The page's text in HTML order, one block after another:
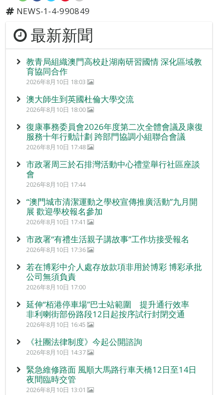
NEWS-1-4-990849
最新新聞
教青局組織澳門高校赴湖南研習國情 深化區域教
育協同合作
2026年8月10日 18:03
澳大師生到英國杜倫大學交流
2026年8月10日 18:00
復康事務委員會2026年度第二次全體會議及康復
服務十年行動計劃 跨部門協調小組聯合會議
2026年8月10日 17:48
市政署周三於石排灣活動中心禮堂舉行社區座談
會
2026年8月10日 17:44
“澳門城市清潔運動之學校宣傳推廣活動”九月開
展 歡迎學校報名參加
2026年8月10日 17:41
市政署“有禮生活親子講故事”工作坊接受報名
2026年8月10日 17:36
若在博彩中介人處存放款項非用於博彩 博彩承批
公司無須負責
2026年8月10日 17:00
延伸“栢港停車場”巴士站範圍 提升通行效率
非利喇街部份路段12日起按序試行封閉交通
2026年8月10日 16:45
《社團法律制度》今起公開諮詢
2026年8月10日 14:37
緊急維修路面 風順大馬路行車天橋12日至14日
夜間臨時交管
2026年8月10日 13:01